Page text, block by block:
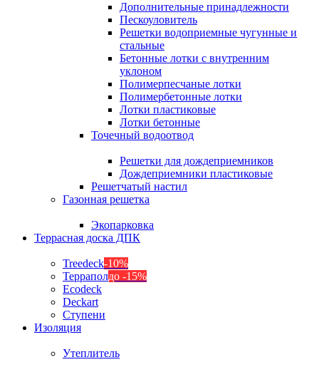
Дополнительные принадлежности
Пескоуловитель
Решетки водоприемные чугунные и
стальные
Бетонные лотки с внутренним
уклоном
Полимерпесчаные лотки
Полимербетонные лотки
Лотки пластиковые
Лотки бетонные
Точечный водоотвод
Решетки для дождеприемников
Дождеприемники пластиковые
Решетчатый настил
Газонная решетка
Экопарковка
Террасная доска ДПК
Treedeck-10%
Терраполдо -15%
Ecodeck
Deckart
Ступени
Изоляция
Утеплитель